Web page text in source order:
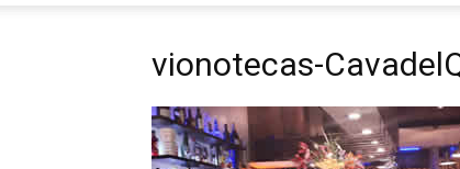
vionotecas-